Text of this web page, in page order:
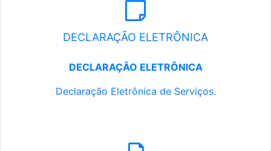
DECLARAÇÃO ELETRÔNICA
DECLARAÇÃO ELETRÔNICA
Declaração Eletrônica de Serviços.